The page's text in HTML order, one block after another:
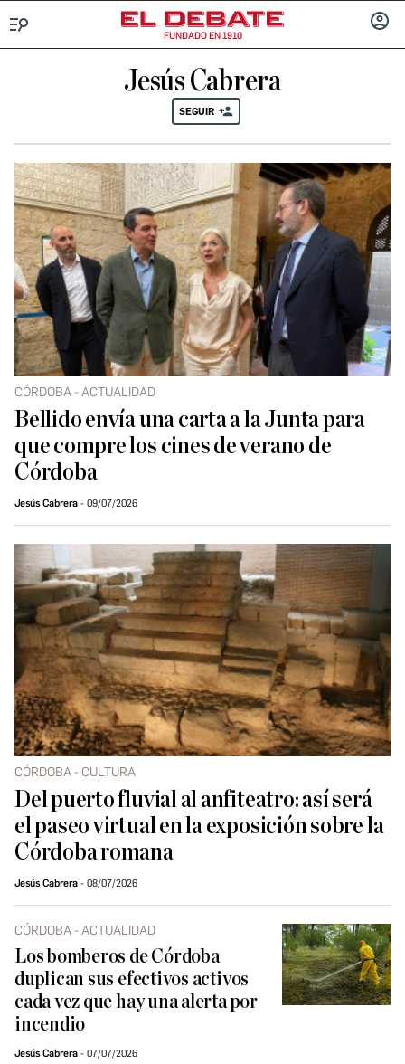
FUNDADO EN 1910
Jesús Cabrera
SEGUIR
CÓRDOBA - ACTUALIDAD
Bellido envía una carta a la Junta para
que compre los cines de verano de
Córdoba
Jesús Cabrera 09/07/2026
CÓRDOBA - CULTURA
Del puerto fluvial al anfiteatro: así será
el paseo virtual en la exposición sobre la
Córdoba romana
Jesús Cabrera 08/07/2026
CÓRDOBA - ACTUALIDAD
Los bomberos de Córdoba
duplican sus efectivos activos
cada vez que hay una alerta por
incendio
Jesús Cabrera 07/07/2026